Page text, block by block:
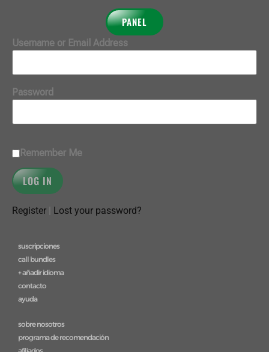
PANEL
Username or Email Address
Password
Remember Me
Register Lost your password?
suscripciones
call bundles
+ añadir idioma
contacto
ayuda
sobre nosotros
programa de recomendación